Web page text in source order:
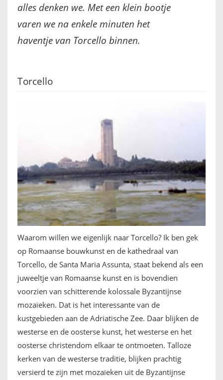
alles denken we. Met een klein bootje
varen we na enkele minuten het
haventje van Torcello binnen.
Torcello
Waarom willen we eigenlijk naar Torcello? Ik ben gek
op Romaanse bouwkunst en de kathedraal van
Torcello, de Santa Maria Assunta, staat bekend als een
juweeltje van Romaanse kunst en is bovendien
voorzien van schitterende kolossale Byzantijnse
mozaïeken. Dat is het interessante van de
kustgebieden aan de Adriatische Zee. Daar blijken de
westerse en de oosterse kunst, het westerse en het
oosterse christendom elkaar te ontmoeten. Talloze
kerken van de westerse traditie, blijken prachtig
versierd te zijn met mozaïeken uit de Byzantijnse